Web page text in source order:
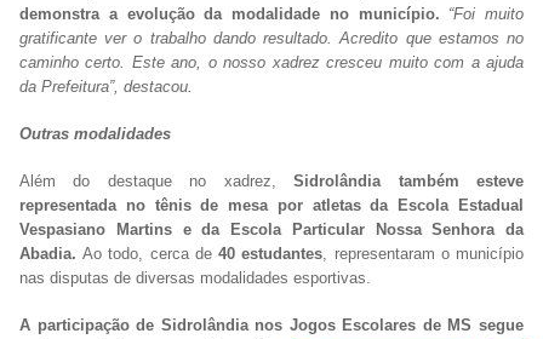
demonstra a evolução da modalidade no município. “Foi muito
gratificante ver o trabalho dando resultado. Acredito que estamos no
caminho certo. Este ano, o nosso xadrez cresceu muito com a ajuda
da Prefeitura”, destacou.
Outras modalidades
Além do destaque no xadrez,Sidrolândia também esteve
representada no tênis de mesa por atletas da Escola Estadual
Vespasiano Martins e da Escola Particular Nossa Senhora da
Abadia.Ao todo, cerca de40 estudantes, representaram o município
nas disputas de diversas modalidades esportivas.
A participação de Sidrolândia nos Jogos Escolares de MS segue